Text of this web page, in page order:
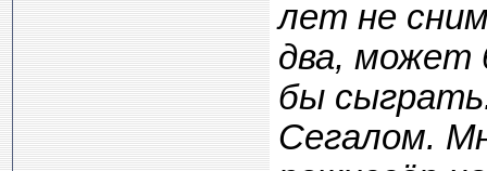
лет не
два, может
бы
Сегалом.